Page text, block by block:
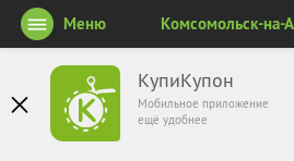
КупиКупон
Мобильное приложение
ещё удобнее
Меню Комсомольск-на-